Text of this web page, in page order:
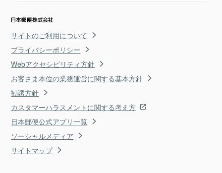
サイトのご利用について
プライバシーポリシー
Webアクセシビリティ方針
お客さま本位の業務運営に関する基本方針
勧誘方針
カスタマーハラスメントに関する考え方
日本郵便公式アプリ一覧
ソーシャルメディア
サイトマップ